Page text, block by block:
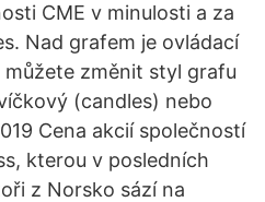
CME v minulosti a za
Nad grafem je ovládací
změnit styl grafu
(candles) nebo
Cena akcií společností
kterou v posledních
z Norsko sází na